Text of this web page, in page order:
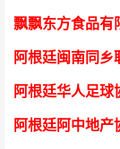
飘飘东方食品有
阿根廷闽南同乡
阿根廷华人足球
阿根廷阿中地产